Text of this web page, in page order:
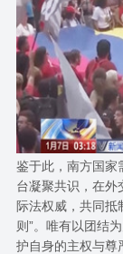
鉴于此，南方国家
台凝聚共识，在外
际法权威，共同抵
则”。唯有以团结
护自身的主权与尊